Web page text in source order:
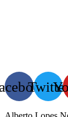
Twitter